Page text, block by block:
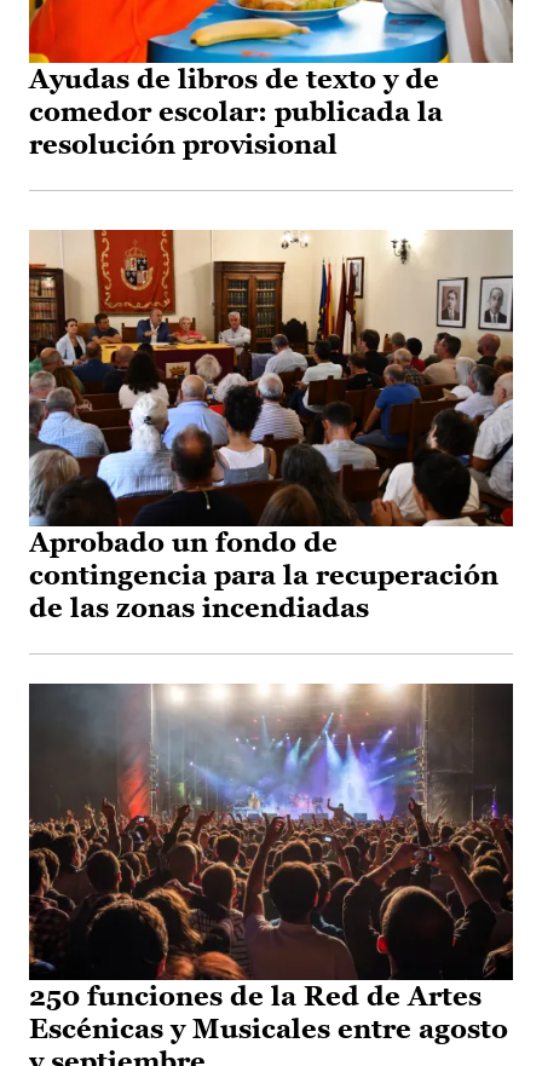
Ayudas de libros de texto y de
comedor escolar: publicada la
resolución provisional
Aprobado un fondo de
contingencia para la recuperación
de las zonas incendiadas
250 funciones de la Red de Artes
Escénicas y Musicales entre agosto